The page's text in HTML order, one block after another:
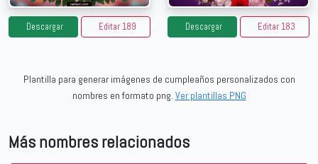
Descargar Editar 189 Descargar Editar 183
Plantilla para generar imágenes de cumpleaños personalizados con
nombres en formato png. Ver plantillas PNG
Más nombres relacionados